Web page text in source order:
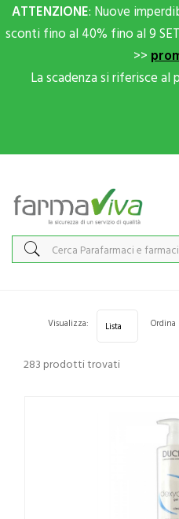
ATTENZIONE: Nuove
sconti fino al 40% fino al 9
>>
La scadenza si riferisce
283 prodotti trovati
Visualizza: Ordina